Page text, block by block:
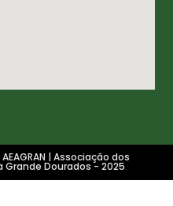
| Associação dos
Grande Dourados - 2025